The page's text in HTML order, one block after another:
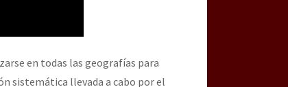
en todas las geografías para
sistemática llevada a cabo por el